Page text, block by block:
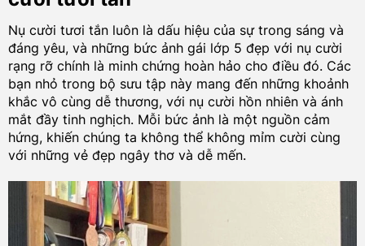
Nụ cười tươi tắn luôn là dấu hiệu của sự trong sáng và
đáng yêu, và những bức ảnh gái lớp 5 đẹp với nụ cười
rạng rỡ chính là minh chứng hoàn hảo cho điều đó. Các
bạn nhỏ trong bộ sưu tập này mang đến những khoảnh
khắc vô cùng dễ thương, với nụ cười hồn nhiên và ánh
mắt đầy tinh nghịch. Mỗi bức ảnh là một nguồn cảm
hứng, khiến chúng ta không thể không mỉm cười cùng
với những vẻ đẹp ngây thơ và dễ mến.